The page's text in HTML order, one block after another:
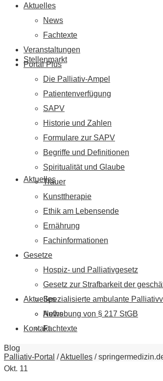
Stellenmarkt
Aktuelles
Aktuelles
News
Fachtexte
Aktuelles
News
Fachtexte
Veranstaltungen
Portal Plus
Die Palliativ-Ampel
Patientenverfügung
SAPV
Historie und Zahlen
Formulare zur SAPV
Begriffe und Definitionen
Spiritualität und Glaube
Trauer
Kunsttherapie
Ethik am Lebensende
Ernährung
Fachinformationen
Gesetze
Hospiz- und Palliativgesetz
Gesetz zur Strafbarkeit der
Spezialisierte ambulante
Aufhebung von § 217 StGB
Kontakt
Blog
Palliativ-Portal /Aktuelles /
Okt. 11